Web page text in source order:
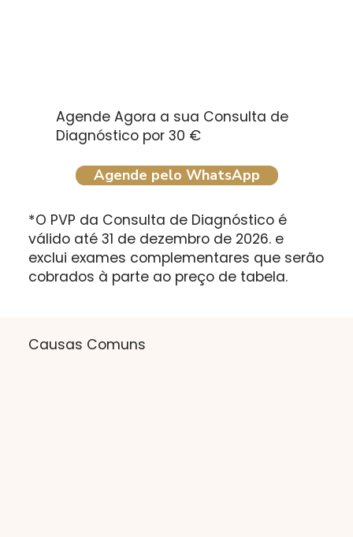
Agende pelo WhatsApp
Agende Agora a sua Consulta de
Diagnóstico por 30 €
*O PVP da Consulta de Diagnóstico é
válido até 31 de dezembro de 2026. e
exclui exames complementares que serão
cobrados à parte ao preço de tabela.
Causas Comuns